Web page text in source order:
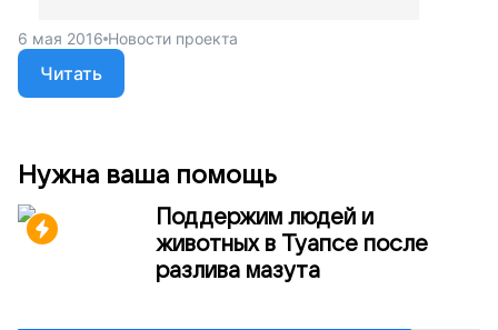
6 мая 2016 Новости проекта
Читать
Нужна ваша помощь
Поддержим людей и
животных в Туапсе после
разлива мазута